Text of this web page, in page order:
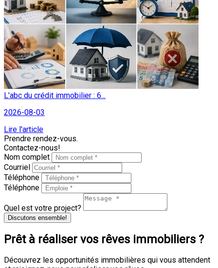
L'abc du crédit immobilier : 6...
2026-08-03
Lire l'article
Prendre rendez-vous.
Contactez-nous!
Nom complet
Courriel
Téléphone
Téléphone
Quel est votre project?
Discutons ensemble!
Prêt à réaliser vos rêves immobiliers ?
Découvrez les opportunités immobilières qui vous attendent